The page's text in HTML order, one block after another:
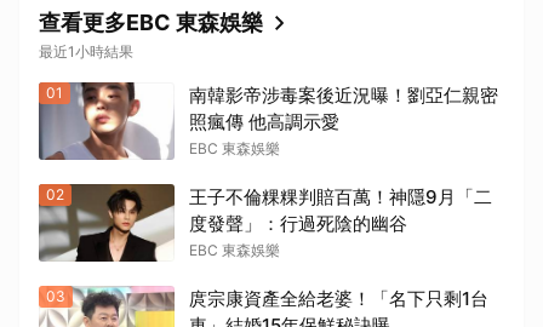
查看更多EBC 東森娛樂
最近1小時結果
01
南韓影帝涉毒案後近況曝！劉亞仁親密
照瘋傳 他高調示愛
EBC 東森娛樂
02
王子不倫粿粿判賠百萬！神隱9月「二
度發聲」：行過死陰的幽谷
EBC 東森娛樂
03
庹宗康資產全給老婆！「名下只剩1台